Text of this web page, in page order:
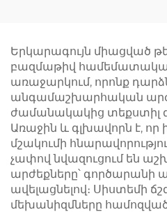
Երկարագույն միացված
բազմաթիվ համեմատական
առաջարկում, որոնք
անգամաշխարհական
ժամանակակից տեքստիլ
Առաջին և գլխավորն է,
մշակումի
չափով նվազուցում են
արժեքները՝ գործարանի
ավելացնելով։ Սիստեմի
մեխանիզմները համոզված